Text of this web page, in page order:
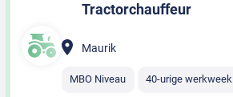
Tractorchauffeur
Maurik
MBO Niveau 40-urige werkweek